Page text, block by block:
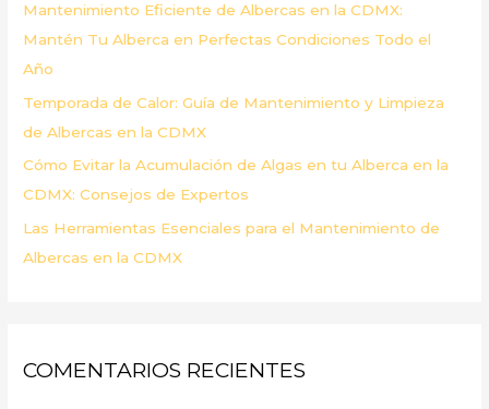
:Mantenimiento Eficiente de Albercas en la CDMX:
Mantén Tu Alberca en Perfectas Condiciones Todo el
Año
Temporada de Calor: Guía de Mantenimiento y Limpieza
de Albercas en la CDMX
Cómo Evitar la Acumulación de Algas en tu Alberca en la
CDMX: Consejos de Expertos
Las Herramientas Esenciales para el Mantenimiento de
Albercas en la CDMX
COMENTARIOS RECIENTES